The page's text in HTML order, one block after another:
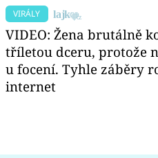
VIRÁLY
VIDEO: Žena brutálně
tříletou dceru, protože
u focení. Tyhle záběry
internet